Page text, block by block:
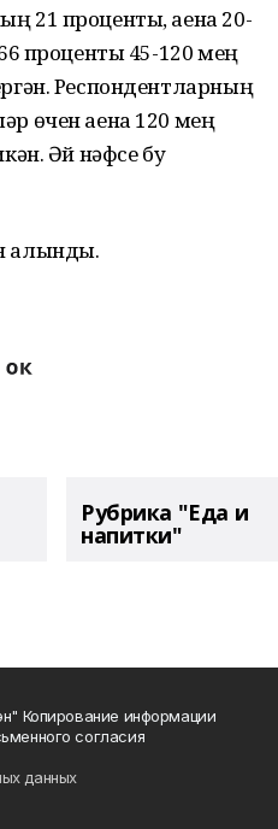
21 проценты, аена 20-
проценты 45-120 мең
Респондентларның
өчен аена 120 мең
Әй нәфсе бу
алынды.
Рубрика "Еда и
напитки"
Копирование информации
согласия
данных